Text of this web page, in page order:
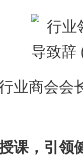
商会会
课，引领